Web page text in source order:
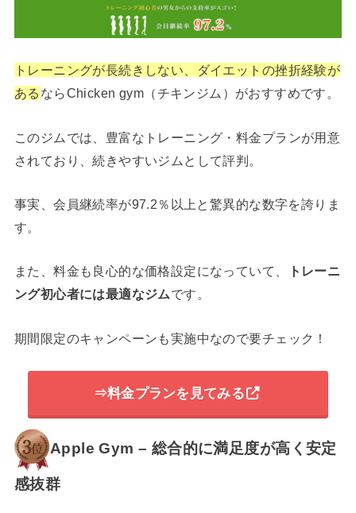
トレーニングが長続きしない、ダイエットの挫折経験が
ある ならChicken gym（チキンジム）がおすすめです。
このジムでは、豊富なトレーニング・料金プランが用意
されており、続きやすいジムとして評判。
事実、会員継続率が97.2％以上と驚異的な数字を誇りま
す。
また、料金も良心的な価格設定になっていて、
トレーニ
ング初心者には最適なジムです。
期間限定のキャンペーンも実施中なので要チェック！
⇒料金プランを見てみる
Apple Gym – 総合的に満足度が高く安定
感抜群